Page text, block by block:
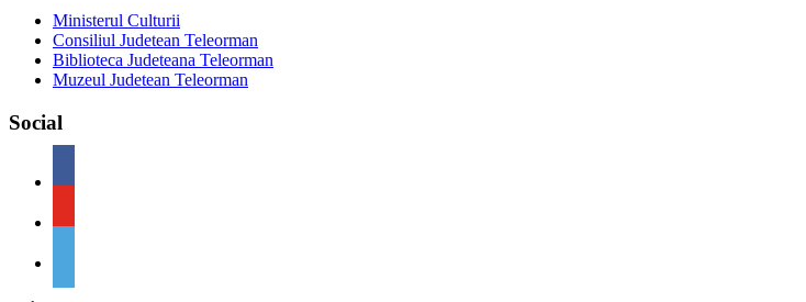
Ministerul Culturii
Consiliul Judetean Teleorman
Biblioteca Judeteana Teleorman
Muzeul Judetean Teleorman
Social